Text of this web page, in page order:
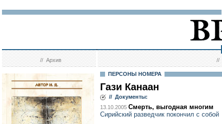
//Архив //
ПЕРСОНЫ НОМЕРА
Гази Канаан
// Документы:
13.10.2005 Смерть, выгодная многим
Сирийский разведчик покончил с собой